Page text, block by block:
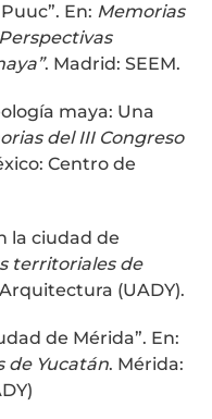
En: Memorias
. Madrid: SEEM.
maya: Una
del III Congreso
Centro de
la ciudad de
territoriales de
(UADY).
de Mérida”. En:
de Yucatán. Mérida: